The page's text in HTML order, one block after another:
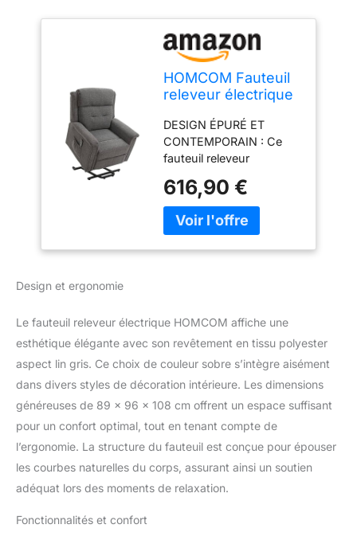
HOMCOM Fauteuil
releveur électrique
de Relaxation Gris
DESIGN ÉPURÉ ET
CONTEMPORAIN : Ce
fauteuil releveur
lignes sobres et
modernes, s'intégrant
harmonieusement dans
2 moteurs : repose-pieds
et dossier sont réglables
indépendamment -
équipé d'un dossier
inclinable (jusqu'à 180°)
et d'un repose-pieds
pour assurer un confort
supplémentaire lors de la
relaxation. L'angle max
de la fonction releveur
616,90 €
Design et ergonomie
Le fauteuil releveur électrique HOMCOM affiche une
esthétique élégante avec son revêtement en tissu polyester
aspect lin gris. Ce choix de couleur sobre s’intègre aisément
dans divers styles de décoration intérieure. Les dimensions
généreuses de 89 x 96 x 108 cm offrent un espace suffisant
pour un confort optimal, tout en tenant compte de
l’ergonomie. La structure du fauteuil est conçue pour épouser
les courbes naturelles du corps, assurant ainsi un soutien
adéquat lors des moments de relaxation.
Fonctionnalités et confort